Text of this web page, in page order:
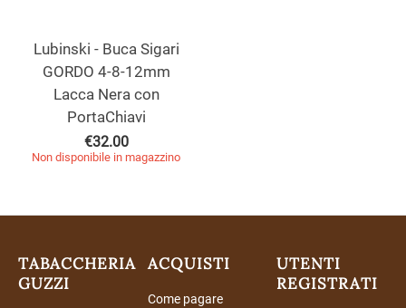
Lubinski - Buca Sigari
GORDO 4-8-12mm
Lacca Nera con
PortaChiavi
€32.00
Non disponibile in magazzino
TABACCHERIA
GUZZI
ACQUISTI
Come pagare
UTENTI
REGISTRATI